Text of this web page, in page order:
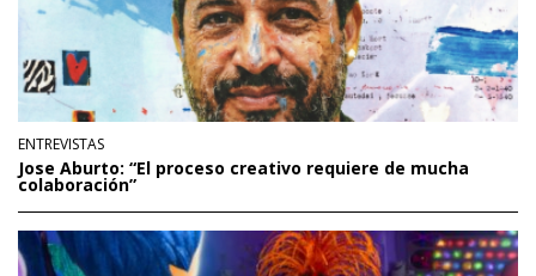
ENTREVISTAS
Jose Aburto: “El proceso creativo requiere de mucha
colaboración”